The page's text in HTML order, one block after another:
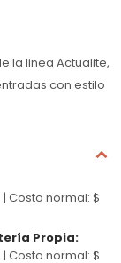
la linea Actualite,
con estilo
Costo normal: $
Propia:
Costo normal: $